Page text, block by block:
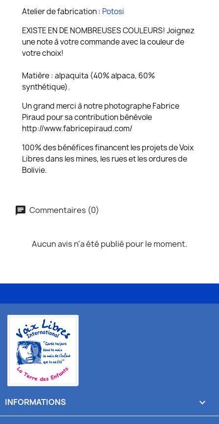
Atelier de fabrication : Potosi
EXISTE EN DE NOMBREUSES COULEURS! Joignez
une note à votre commande avec la couleur de
votre choix!
Matière : alpaquita (40% alpaca, 60%
synthétique).
Un grand merci à notre photographe Fabrice
Piraud pour sa contribution bénévole
http://www.fabricepiraud.com/
100% des bénéfices financent les projets de Voix
Libres dans les mines, les rues et les ordures de
Bolivie.
Commentaires (0)
Aucun avis n'a été publié pour le moment.
INFORMATIONS 